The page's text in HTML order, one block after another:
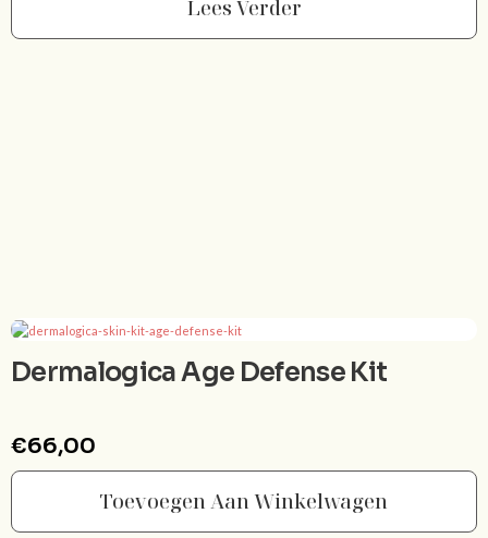
Lees Verder
Dermalogica Age Defense Kit
€66,00
Toevoegen Aan Winkelwagen